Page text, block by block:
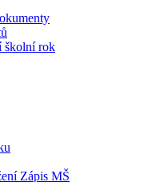
školní rok
Zápis MŠ